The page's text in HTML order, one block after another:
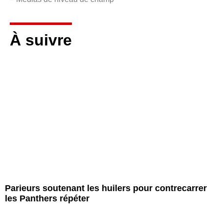
À suivre
Parieurs soutenant les huilers pour contrecarrer
les Panthers répéter